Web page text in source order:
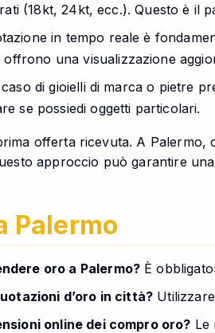
(18kt, 24kt, ecc.). Questo è
in tempo reale è
offrono una visualizzazione
di gioielli di marca o pietre
se possiedi oggetti particolari.
offerta ricevuta. A
approccio può garantire
Palermo
oro a Palermo? È
d’oro in città?
online dei compro oro? Le